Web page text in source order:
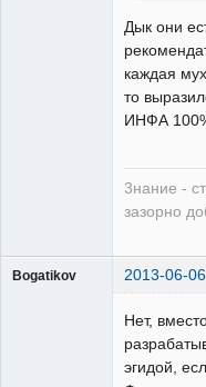
Дык они
каждая
то
ИНФА
3нание -
зазорно
Bogatikov 2013-06-
Нет,
эгидой,